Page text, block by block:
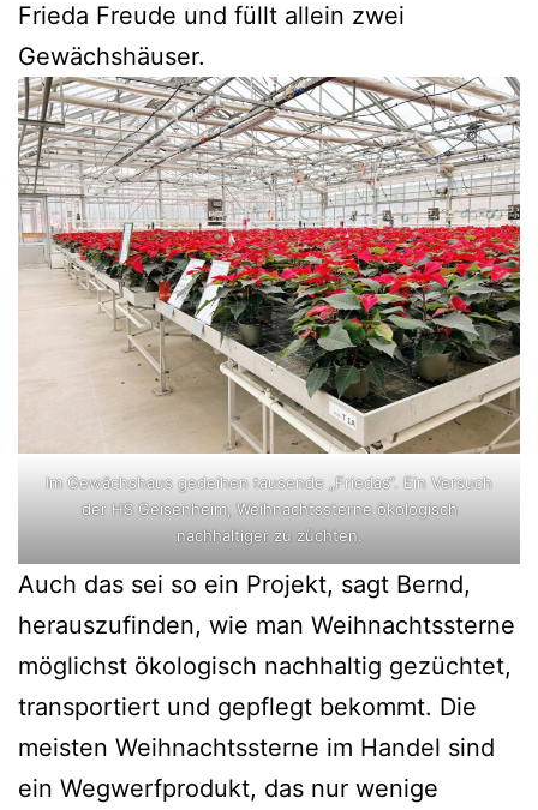
Frieda Freude und füllt allein zwei
Gewächshäuser.
Im Gewächshaus gedeihen tausende „Friedas“. Ein Versuch
der HS Geisenheim, Weihnachtssterne ökologisch
nachhaltiger zu züchten.
Auch das sei so ein Projekt, sagt Bernd,
herauszufinden, wie man Weihnachtssterne
möglichst ökologisch nachhaltig gezüchtet,
transportiert und gepflegt bekommt. Die
meisten Weihnachtssterne im Handel sind
ein Wegwerfprodukt, das nur wenige